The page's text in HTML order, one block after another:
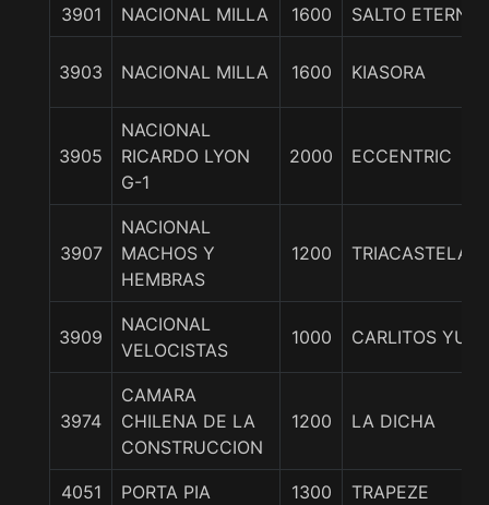
3901 NACIONAL MILLA 1600 SALTO ETERNO
3903 NACIONAL MILLA 1600 KIASORA
3905
NACIONAL
RICARDO LYON
G-1
2000 ECCENTRIC
3907
NACIONAL
MACHOS Y
HEMBRAS
1200 TRIACASTELA
3909
NACIONAL
VELOCISTAS
1000 CARLITOS
3974
CAMARA
CHILENA DE LA
CONSTRUCCION
1200 LA DICHA
4051 PORTA PIA 1300 TRAPEZE